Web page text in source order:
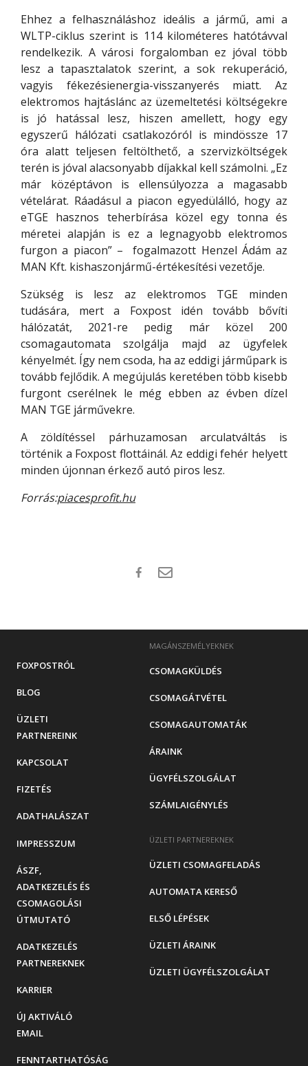
Ehhez a felhasználáshoz ideális a jármű, ami a
WLTP-ciklus szerint is 114 kilométeres hatótávval
rendelkezik. A városi forgalomban ez jóval több
lesz a tapasztalatok szerint, a sok rekuperáció,
vagyis fékezésienergia-visszanyerés miatt. Az
elektromos hajtáslánc az üzemeltetési költségekre
is jó hatással lesz, hiszen amellett, hogy egy
egyszerű hálózati csatlakozóról is mindössze 17
óra alatt teljesen feltölthető, a szervizköltségek
terén is jóval alacsonyabb díjakkal kell számolni. „Ez
már középtávon is ellensúlyozza a magasabb
vételárat. Ráadásul a piacon egyedülálló, hogy az
eTGE hasznos teherbírása közel egy tonna és
méretei alapján is ez a legnagyobb elektromos
furgon a piacon” – fogalmazott Henzel Ádám az
MAN Kft. kishaszonjármű-értékesítési vezetője.
Szükség is lesz az elektromos TGE minden
tudására, mert a Foxpost idén tovább bővíti
hálózatát, 2021-re pedig már közel 200
csomagautomata szolgálja majd az ügyfelek
kényelmét. Így nem csoda, ha az eddigi járműpark is
tovább fejlődik. A megújulás keretében több kisebb
furgont cserélnek le még ebben az évben dízel
MAN TGE járművekre.
A zöldítéssel párhuzamosan arculatváltás is
történik a Foxpost flottáinál. Az eddigi fehér helyett
minden újonnan érkező autó piros lesz.
Forrás:piacesprofit.hu
MAGÁNSZEMÉLYEKNEK
CSOMAGKÜLDÉS
CSOMAGÁTVÉTEL
CSOMAGAUTOMATÁK
ÁRAINK
ÜGYFÉLSZOLGÁLAT
SZÁMLAIGÉNYLÉS
ÜZLETI PARTNEREKNEK
ÜZLETI CSOMAGFELADÁS
AUTOMATA KERESŐ
ELSŐ LÉPÉSEK
ÜZLETI ÁRAINK
ÜZLETI ÜGYFÉLSZOLGÁLAT
FOXPOSTRÓL
BLOG
ÜZLETI
PARTNEREINK
KAPCSOLAT
FIZETÉS
ADATHALÁSZAT
IMPRESSZUM
ÁSZF,
ADATKEZELÉS ÉS
CSOMAGOLÁSI
ÚTMUTATÓ
ADATKEZELÉS
PARTNEREKNEK
KARRIER
ÚJ AKTIVÁLÓ
EMAIL
FENNTARTHATÓSÁG